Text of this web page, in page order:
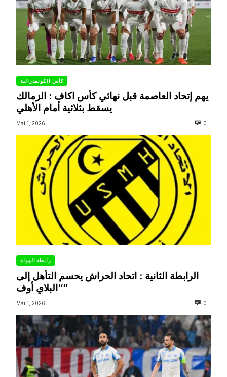
كأس الكونفدرالية
يهم إتحاد العاصمة قبل نهائي كأس اكاف : الزمالك
Mai 1, 2026 0
رابطة الهواة
الرابطة الثانية : اتحاد الحراش يحسم التأهل إلى
“البلاي أوف”
Mai 1, 2026 0